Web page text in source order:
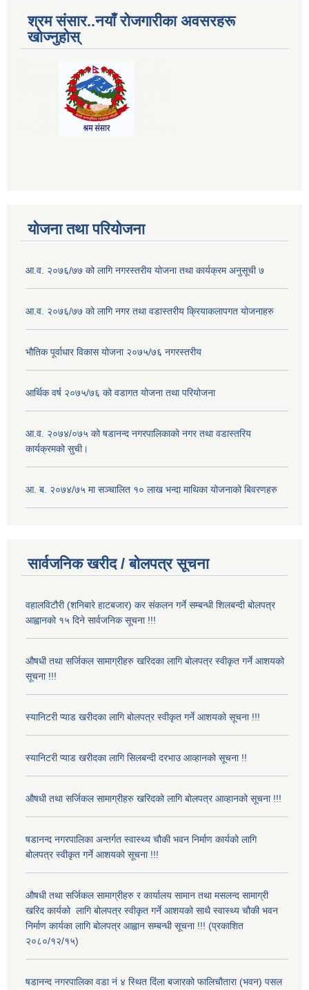
श्रम संसार..नयाँ रोजगारीका अवसरहरू
खोज्नुहोस्
योजना तथा परियोजना
आ.व. २०७६/७७ को लागि नगरस्तरीय योजना तथा कार्यक्रम अनुसूची ७
आ.व. २०७६/७७ को लागि नगर तथा वडास्तरीय क्रियाकलापगत योजनाहरु
भौतिक पूर्वाधार विकास योजना २०७५/७६ नगरस्तरीय
आर्थिक वर्ष २०७५/७६ को वडागत योजना तथा परियोजना
आ.व. २०७४/०७५ को षडानन्द नगरपालिकाको नगर तथा वडास्तरिय
कार्यक्रमको सुची।
आ. ब. २०७४/७५ मा सञ्चालित १० लाख भन्दा माथिका योजनाको बिवरणहरु
सार्वजनिक खरीद / बोलपत्र सूचना
वहालविटौरी (शनिबारे हाटबजार) कर संकलन गर्ने सम्बन्धी शिलबन्दी बोलपत्र
आह्वानको १५ दिने सार्वजनिक सूचना !!!
औषधी तथा सर्जिकल सामाग्रीहरु खरिदका लागि बोलपत्र स्वीकृत गर्ने आशयको
सूचना !!!
स्यानिटरी प्याड खरीदका लागि बोलपत्र स्वीकृत गर्ने आशयको सूचना !!!
स्यानिटरी प्याड खरीदका लागि सिलबन्दी दरभाउ आव्हानको सूचना !!
औषधी तथा सर्जिकल सामाग्रीहरु खरिदको लागि बोलपत्र आव्हानको सूचना !!!
षडानन्द नगरपालिका अन्तर्गत स्वास्थ्य चौकी भवन निर्माण कार्यको लागि
बोलपत्र स्वीकृत गर्ने आशयको सूचना !!!
औषधी तथा सर्जिकल सामाग्रीहरु र कार्यालय सामान तथा मसलन्द सामाग्री
खरिद कार्यको लागि बोलपत्र स्वीकृत गर्ने आशयको साथै स्वास्थ्य चौकी भवन
निर्माण कार्यका लागि बोलपत्र आह्वान सम्बन्धी सूचना !!! (प्रकाशित
२०८०/१२/१५)
षडानन्द नगरपालिका वडा नं ४ स्थित दिंला बजारको फालिचौतारा (भवन) पसल